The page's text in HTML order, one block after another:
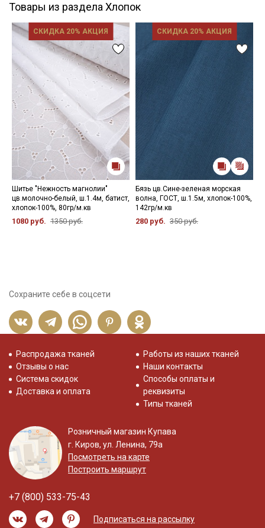
Товары из раздела Хлопок
СКИДКА 20% АКЦИЯ
Шитье "Нежность магнолии"
цв.молочно-белый, ш.1.4м, батист,
хлопок-100%, 80гр/м.кв
1080 руб. 1350 руб.
СКИДКА 20% АКЦИЯ
Бязь цв.Сине-зеленая морская
волна, ГОСТ, ш.1.5м, хлопок-100%,
142гр/м.кв
280 руб. 350 руб.
Сохраните себе в соцсети
Распродажа тканей
Отзывы о нас
Система скидок
Доставка и оплата
Работы из наших тканей
Наши контакты
Способы оплаты и
реквизиты
Типы тканей
Розничный магазин Купава
г. Киров, ул. Ленина, 79а
Посмотреть на карте
Построить маршрут
+7 (800) 533-75-43
Подписаться на рассылку